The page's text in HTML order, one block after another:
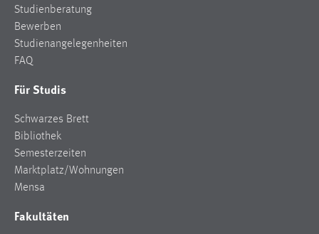
Studienberatung
Bewerben
Studienangelegenheiten
FAQ
Für Studis
Schwarzes Brett
Bibliothek
Semesterzeiten
Marktplatz/Wohnungen
Mensa
Fakultäten